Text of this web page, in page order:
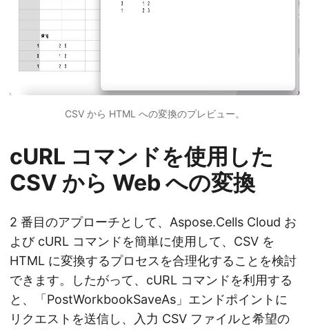
CSV から HTML への変換のプレビュー。
cURL コマンドを使用した
CSV から Web への変換
2 番目のアプローチとして、Aspose.Cells Cloud お
よび cURL コマンドを簡単に使用して、CSV を
HTML に変換するプロセスを合理化することを検討
できます。したがって、cURL コマンドを利用する
と、「PostWorkbookSaveAs」エンドポイントに
リクエストを送信し、入力 CSV ファイルと希望の